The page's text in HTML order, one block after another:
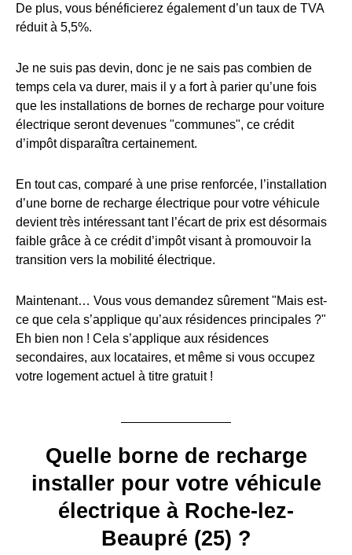
De plus, vous bénéficierez également d’un taux de TVA
réduit à 5,5%.
Je ne suis pas devin, donc je ne sais pas combien de
temps cela va durer, mais il y a fort à parier qu’une fois
que les installations de bornes de recharge pour voiture
électrique seront devenues "communes", ce crédit
d’impôt disparaîtra certainement.
En tout cas, comparé à une prise renforcée, l’installation
d’une borne de recharge électrique pour votre véhicule
devient très intéressant tant l’écart de prix est désormais
faible grâce à ce crédit d’impôt visant à promouvoir la
transition vers la mobilité électrique.
Maintenant… Vous vous demandez sûrement "Mais est-
ce que cela s’applique qu’aux résidences principales ?"
Eh bien non ! Cela s’applique aux résidences
secondaires, aux locataires, et même si vous occupez
votre logement actuel à titre gratuit !
Quelle borne de recharge
installer pour votre véhicule
électrique à Roche-lez-
Beaupré (25) ?